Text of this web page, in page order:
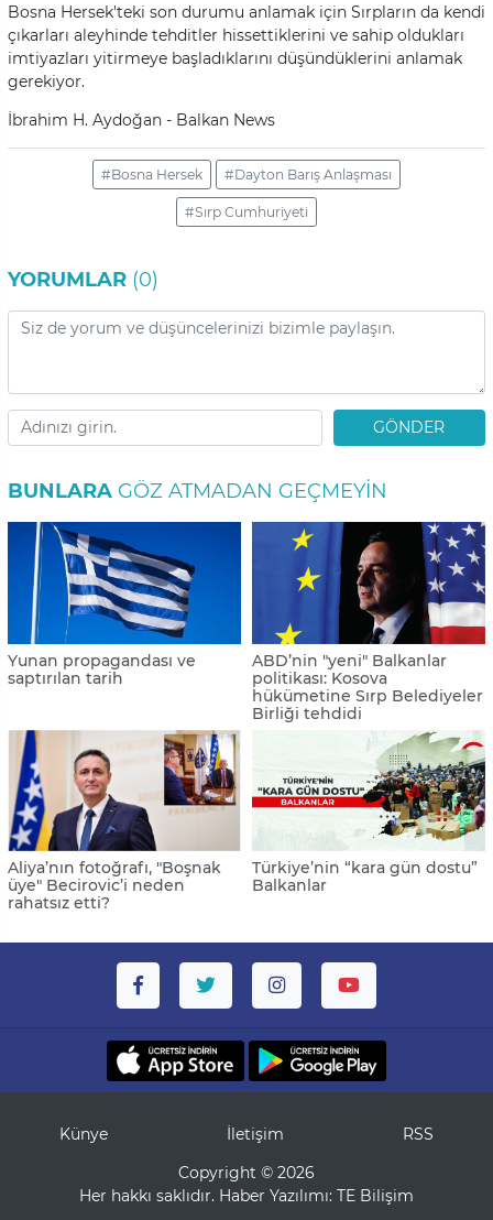
Bosna Hersek'teki son durumu anlamak için Sırpların da kendi
çıkarları aleyhinde tehditler hissettiklerini ve sahip oldukları
imtiyazları yitirmeye başladıklarını düşündüklerini anlamak
gerekiyor.
İbrahim H. Aydoğan - Balkan News
#Bosna Hersek #Dayton Barış Anlaşması
#Sırp Cumhuriyeti
YORUMLAR (0)
GÖNDER
BUNLARA GÖZ ATMADAN GEÇMEYIN
Yunan propagandası ve
saptırılan tarih
ABD’nin "yeni" Balkanlar
politikası: Kosova
hükümetine Sırp Belediyeler
Birliği tehdidi
Aliya’nın fotoğrafı, "Boşnak
üye" Becirovic’i neden
rahatsız etti?
Türkiye’nin “kara gün dostu”
Balkanlar
Künye İletişim
RSS
Copyright © 2026
Her hakkı saklıdır. Haber Yazılımı: TE Bilişim